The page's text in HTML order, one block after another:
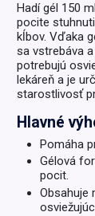
Hadí gél 150
pocite
kĺbov. Vďaka
sa vstrebáva
potrebujú
lekáreň a je
starostlivosť
Hlavné
Pomáha
Gélová
pocit.
Obsahuje